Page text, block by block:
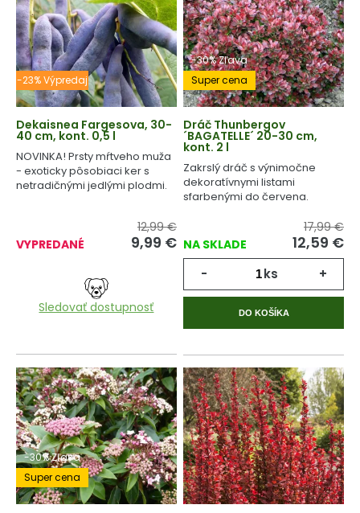
-23% Výpredaj
Dekaisnea Fargesova, 30-
40 cm, kont. 0,5 l
NOVINKA! Prsty mŕtveho muža
- exoticky pôsobiaci ker s
netradičnými jedlými plodmi.
VYPREDANÉ
12,99 €
9,99 €
Sledovať dostupnosť
-30% Zľava
Super cena
Dráč Thunbergov
´BAGATELLE´ 20-30 cm,
kont. 2 l
Zakrslý dráč s výnimočne
dekoratívnymi listami
sfarbenými do červena.
NA SKLADE
17,99 €
12,59 €
- ks +
DO KOŠÍKA
-30% Zľava
Super cena